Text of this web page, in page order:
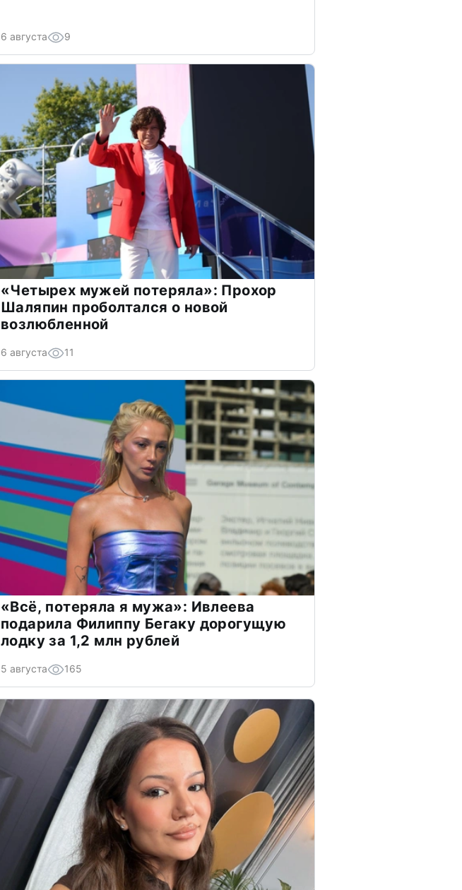
6 августа 9
«Четырех мужей потеряла»: Прохор
Шаляпин проболтался о новой
возлюбленной
6 августа 11
«Всё, потеряла я мужа»: Ивлеева
подарила Филиппу Бегаку дорогущую
лодку за 1,2 млн рублей
5 августа 165